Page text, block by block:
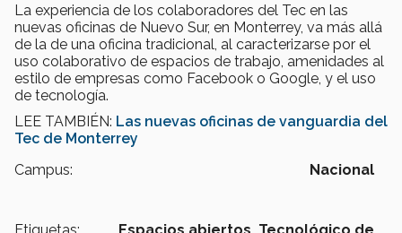
La experiencia de los colaboradores del Tec en las
nuevas oficinas de Nuevo Sur, en Monterrey, va más allá
de la de una oficina tradicional, al caracterizarse por el
uso colaborativo de espacios de trabajo, amenidades al
estilo de empresas como Facebook o Google, y el uso
de tecnología.
LEE TAMBIÉN: Las nuevas oficinas de vanguardia del
Tec de Monterrey
Campus:
Nacional